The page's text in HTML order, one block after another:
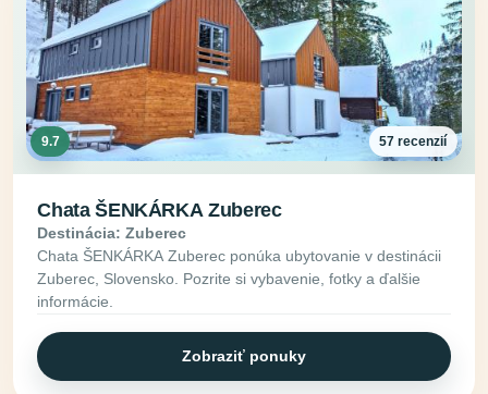
9.7 57 recenzií
Chata ŠENKÁRKA Zuberec
Destinácia: Zuberec
Chata ŠENKÁRKA Zuberec ponúka ubytovanie v destinácii
Zuberec, Slovensko. Pozrite si vybavenie, fotky a ďalšie
informácie.
Zobraziť ponuky